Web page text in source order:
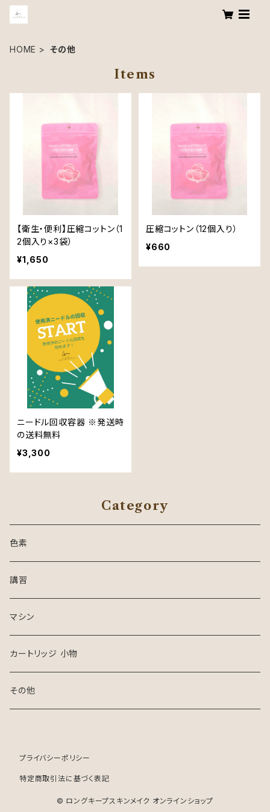
HOME その他
Items
【衛生・便利】圧縮コットン（1
2個入り×3袋）
¥1,650
圧縮コットン（12個入り）
¥660
ニードル回収容器 ※発送時
の送料無料
¥3,300
Category
色素
講習
マシン
カートリッジ 小物
その他
プライバシーポリシー
特定商取引法に基づく表記
© ロングキープスキンメイク オンラインショップ